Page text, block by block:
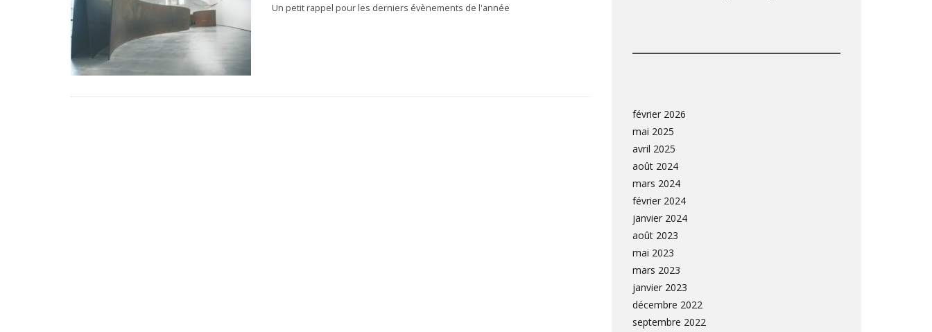
Un petit rappel pour les derniers évènements de l'année
février 2026
mai 2025
avril 2025
août 2024
mars 2024
février 2024
janvier 2024
août 2023
mai 2023
mars 2023
janvier 2023
décembre 2022
septembre 2022